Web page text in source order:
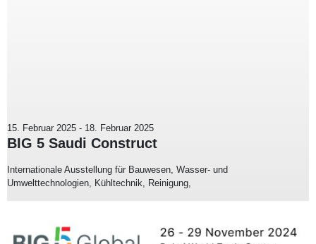
15. Februar 2025 - 18. Februar 2025
BIG 5 Saudi Construct
Internationale Ausstellung für Bauwesen, Wasser- und
Umwelttechnologien, Kühltechnik, Reinigung,